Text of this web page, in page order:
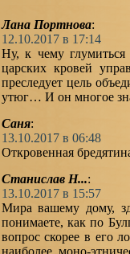
Лана Портнова:
12.10.2017 в 17:14
Ну, к чему
царских кровей
преследует цель
утюг… И он многое
Саня:
13.10.2017 в 06:48
Откровенная
Станислав Н...:
13.10.2017 в 15:57
Мира вашему дому,
понимаете, как по
вопрос скорее в его